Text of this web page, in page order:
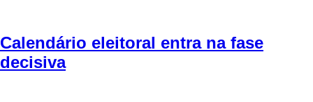
Calendário eleitoral entra na fase
decisiva